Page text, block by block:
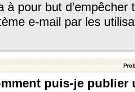
à pour but
e-mail par les
puis-je